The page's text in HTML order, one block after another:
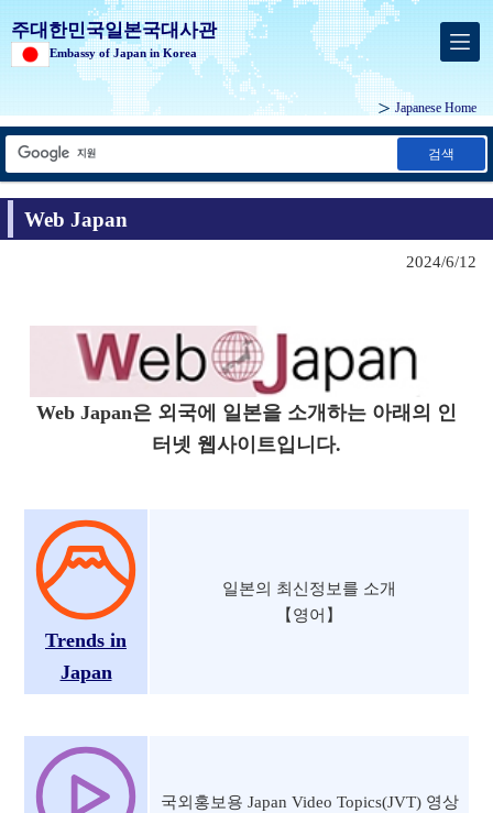
주대한민국일본국대사관
Embassy of Japan in Korea
Japanese Home
검색
Web Japan
2024/6/12
Web Japan은 외국에 일본을 소개하는 아래의 인
터넷 웹사이트입니다.
Trends in
Japan
일본의 최신정보를 소개
【영어】
국외홍보용 Japan Video Topics(JVT) 영상